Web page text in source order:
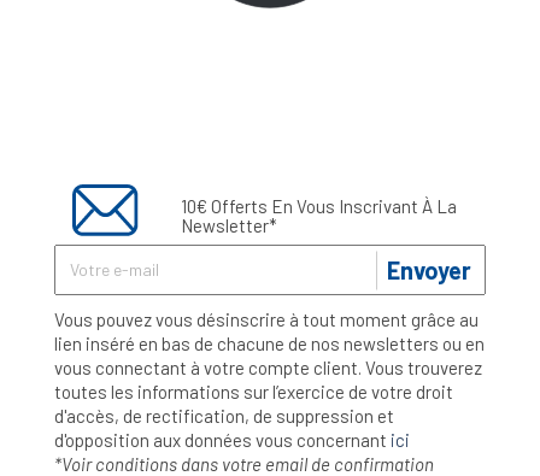
10€ Offerts En Vous Inscrivant À La
Newsletter*
Envoyer
Vous pouvez vous désinscrire à tout moment grâce au
lien inséré en bas de chacune de nos newsletters ou en
vous connectant à votre compte client. Vous trouverez
toutes les informations sur l’exercice de votre droit
d'accès, de rectification, de suppression et
d'opposition aux données vous concernant ici
*Voir conditions dans votre email de confirmation